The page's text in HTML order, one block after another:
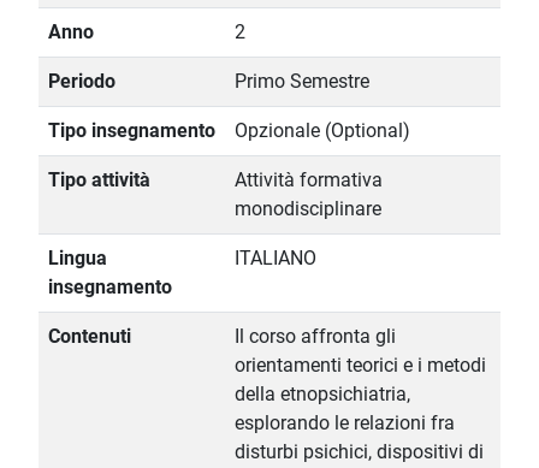
Anno 2
Periodo Primo Semestre
Tipo insegnamento Opzionale (Optional)
Tipo attività
Attività formativa
monodisciplinare
Lingua
insegnamento
ITALIANO
Contenuti
Il corso affronta gli
orientamenti teorici e i metodi
della etnopsichiatria,
esplorando le relazioni fra
disturbi psichici, dispositivi di